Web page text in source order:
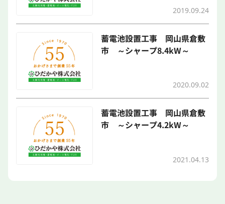
2019.09.24
蓄電池設置工事 岡山県倉敷
市 ～シャープ8.4kW～
2020.09.02
蓄電池設置工事 岡山県倉敷
市 ～シャープ4.2kW～
2021.04.13